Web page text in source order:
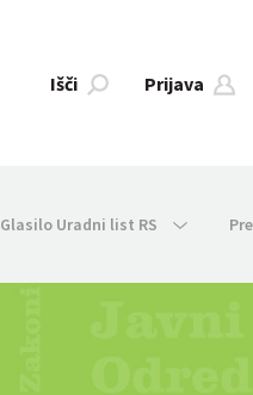
Išči Prijava
Glasilo Uradni list RS